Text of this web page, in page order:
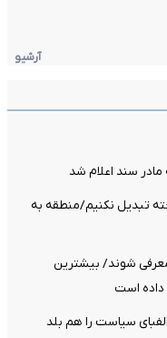
آرشیو
تبدیل نکنیم/منطقه به
شوند/ بیشترین
سیاست را هم بلد